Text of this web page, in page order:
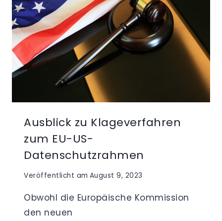
Ausblick zu Klageverfahren
zum EU-US-
Datenschutzrahmen
Veröffentlicht am August 9, 2023
Obwohl die Europäische Kommission
den neuen